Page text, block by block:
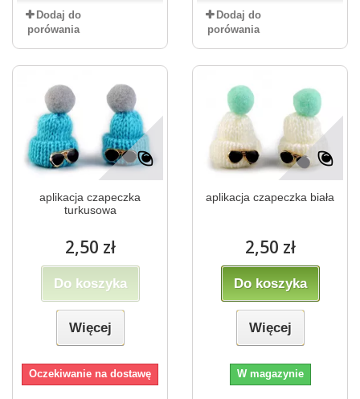
Dodaj do
porówania
Dodaj do
porówania
aplikacja czapeczka
turkusowa
2,50 zł
Do koszyka
Więcej
Oczekiwanie na dostawę
aplikacja czapeczka biała
2,50 zł
Do koszyka
Więcej
W magazynie